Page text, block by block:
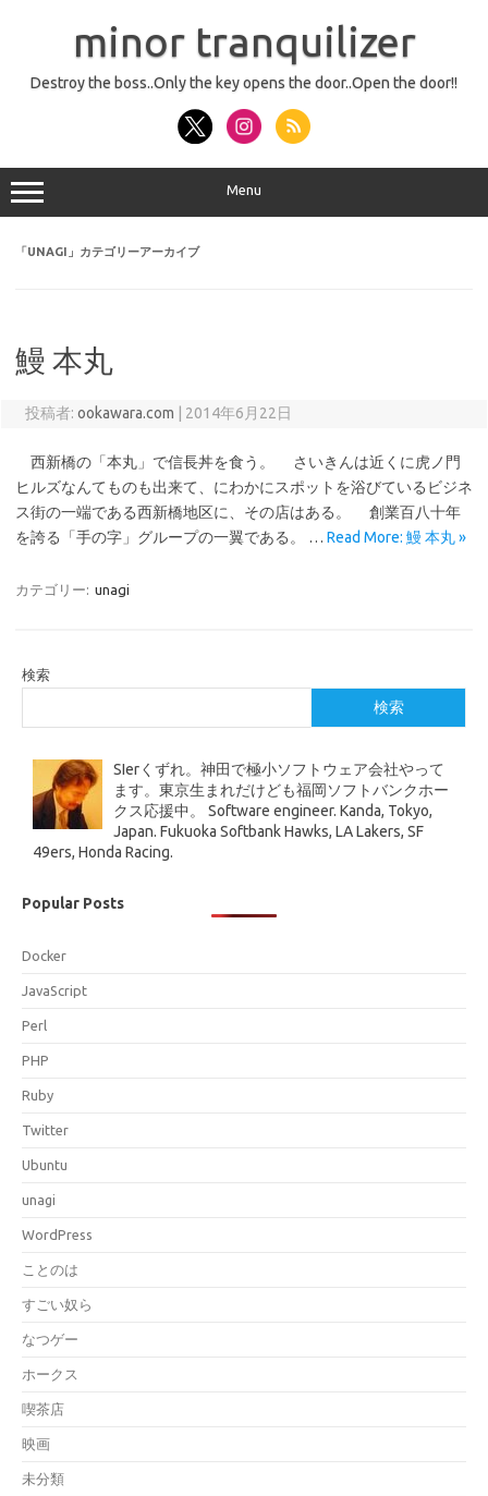
minor tranquilizer
Destroy the boss..Only the key opens the door..Open the door!!
Menu
「UNAGI 」カテゴリーアーカイブ
鰻 本丸
投稿者: ookawara.com 2014年6月22日
西新橋の「本丸」で信長丼を食う。 さいきんは近くに虎ノ門
ヒルズなんてものも出来て、にわかにスポットを浴びているビジネ
ス街の一端である西新橋地区に、その店はある。 創業百八十年
を誇る「手の字」グループの一翼である。 … Read More: 鰻 本丸 »
カテゴリー: unagi
検索
検索
SIerくずれ。神田で極小ソフトウェア会社やって
ます。東京生まれだけども福岡ソフトバンクホー
クス応援中。 Software engineer. Kanda, Tokyo,
Japan. Fukuoka Softbank Hawks, LA Lakers, SF
49ers, Honda Racing.
Popular Posts
Docker
JavaScript
Perl
PHP
Ruby
Twitter
Ubuntu
unagi
WordPress
ことのは
すごい奴ら
なつゲー
ホークス
喫茶店
映画
未分類